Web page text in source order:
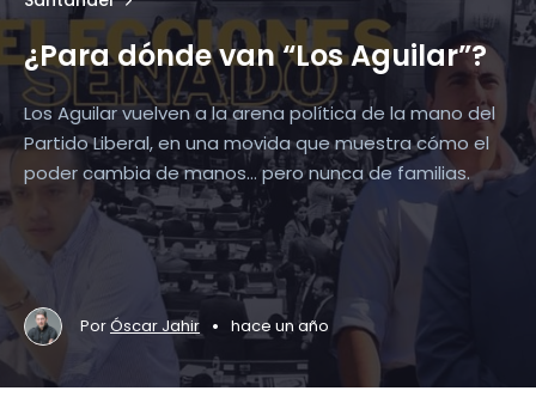
¿Para dónde van “Los Aguilar”?
Los Aguilar vuelven a la arena política de la mano del
Partido Liberal, en una movida que muestra cómo el
poder cambia de manos… pero nunca de familias.
PorÓscar Jahir • hace un año